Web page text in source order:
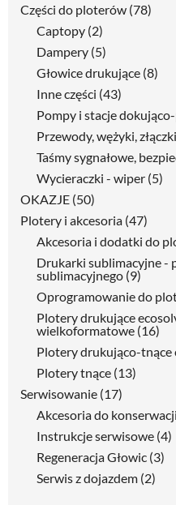
Części do ploterów (78)
Captopy (2)
Dampery (5)
Głowice drukujące (8)
Inne części (43)
Pompy i stacje
Przewody, wężyki, złączki
Taśmy sygnałowe,
Wycieraczki - wiper (5)
OKAZJE (50)
Plotery i akcesoria (47)
Akcesoria i dodatki do
Drukarki sublimacyjne -
sublimacyjnego (9)
Oprogramowanie do
Plotery drukujące
wielkoformatowe (16)
Plotery drukująco-
Plotery tnące (13)
Serwisowanie (17)
Akcesoria do
Instrukcje serwisowe (4)
Regeneracja Głowic (3)
Serwis z dojazdem (2)